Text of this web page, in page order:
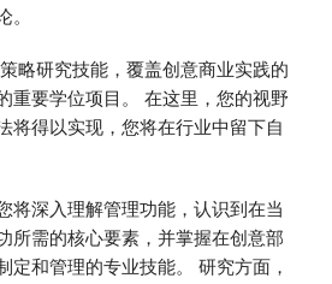
。
略研究技能，覆盖创意商业实践的
重要学位项目。 在这里，您的视野
将得以实现，您将在行业中留下自
将深入理解管理功能，认识到在当
所需的核心要素，并掌握在创意部
定和管理的专业技能。 研究方面，